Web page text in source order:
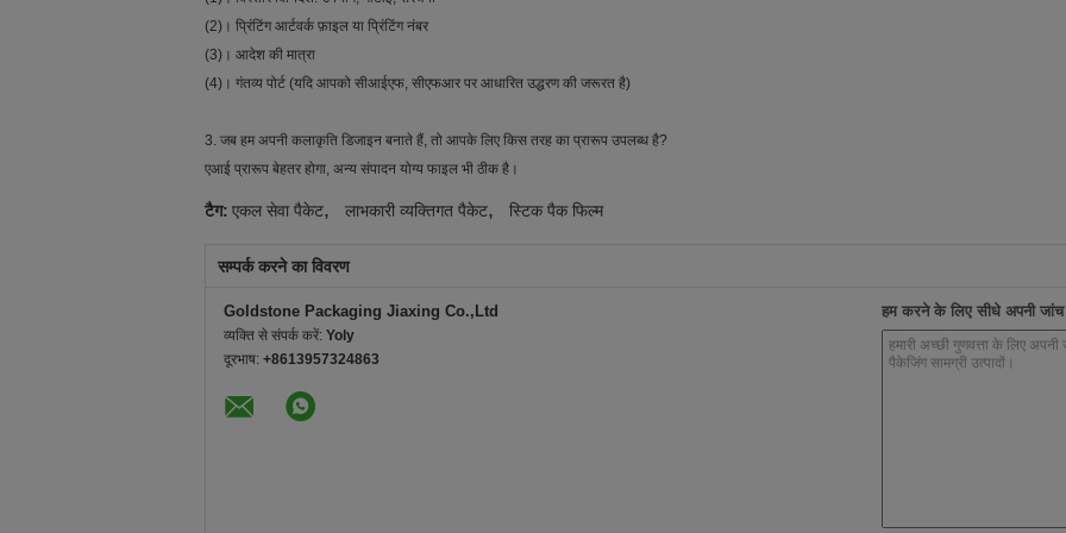
(2)। प्रिंटिंग आर्टवर्क फ़ाइल या प्रिंटिंग नंबर
(3)। आदेश की मात्रा
(4)। गंतव्य पोर्ट (यदि आपको सीआईएफ, सीएफआर पर आधारित उद्धरण की जरूरत है)
3. जब हम अपनी कलाकृति डिजाइन बनाते हैं, तो आपके लिए किस तरह का प्रारूप उपलब्ध है?
एआई प्रारूप बेहतर होगा, अन्य संपादन योग्य फाइल भी ठीक है।
टैग: एकल सेवा पैकेट, लाभकारी व्यक्तिगत पैकेट, स्टिक पैक फिल्म
सम्पर्क करने का विवरण
Goldstone Packaging Jiaxing Co.,Ltd
व्यक्ति से संपर्क करें: Yoly
दूरभाष: +8613957324863
हम करने के लिए सीधे अपनी